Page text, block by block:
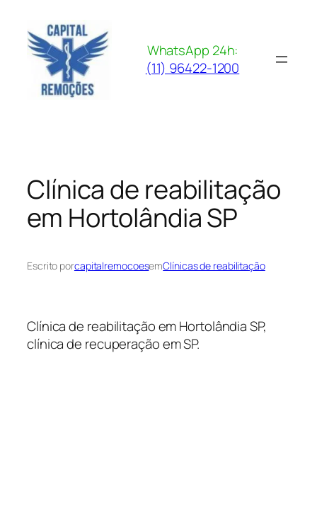
para
conteúdo
WhatsApp 24h:
(11) 96422-1200
Clínica de reabilitação
em Hortolândia SP
Escrito porcapitalremocoesemClínicas de reabilitação
Clínica de reabilitação em Hortolândia SP,
clínica de recuperação em SP.